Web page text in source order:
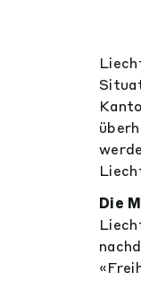
Die